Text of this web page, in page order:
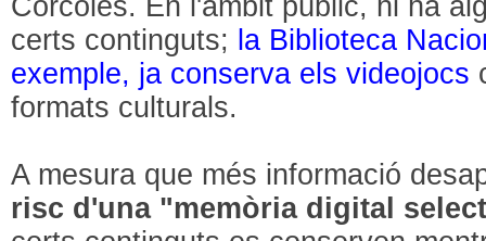
certs continguts; la Biblioteca
exemple, ja conserva els videojocs
formats culturals.
A mesura que més informació
risc d'una "memòria digital